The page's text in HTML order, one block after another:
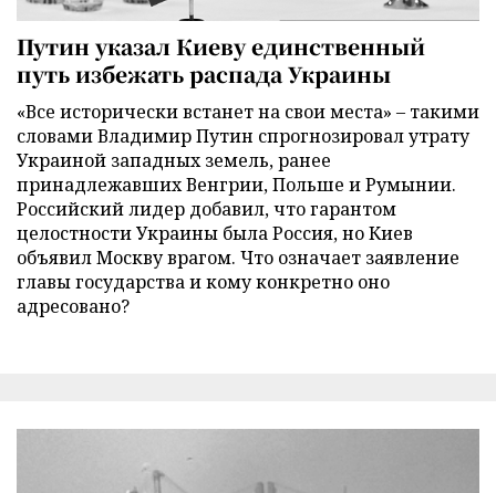
Путин указал Киеву единственный
путь избежать распада Украины
«Все исторически встанет на свои места» – такими
словами Владимир Путин спрогнозировал утрату
Украиной западных земель, ранее
принадлежавших Венгрии, Польше и Румынии.
Российский лидер добавил, что гарантом
целостности Украины была Россия, но Киев
объявил Москву врагом. Что означает заявление
главы государства и кому конкретно оно
адресовано?